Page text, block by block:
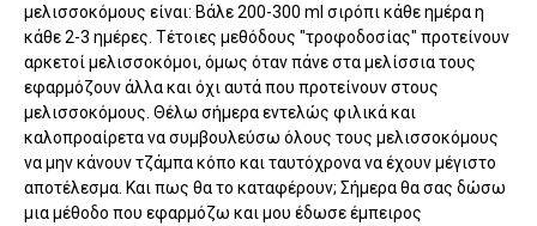
μελισσοκόμους είναι: Βάλε 200-300 ml σιρόπι κάθε ημέρα η
κάθε 2-3 ημέρες. Τέτοιες μεθόδους "τροφοδοσίας" προτείνουν
αρκετοί μελισσοκόμοι, όμως όταν πάνε στα μελίσσια τους
εφαρμόζουν άλλα και όχι αυτά που προτείνουν στους
μελισσοκόμους. Θέλω σήμερα εντελώς φιλικά και
καλοπροαίρετα να συμβουλεύσω όλους τους μελισσοκόμους
να μην κάνουν τζάμπα κόπο και ταυτόχρονα να έχουν μέγιστο
αποτέλεσμα. Και πως θα το καταφέρουν; Σήμερα θα σας δώσω
μια μέθοδο που εφαρμόζω και μου έδωσε έμπειρος